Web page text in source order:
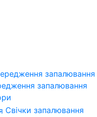
запалювання
Свічки запалювання